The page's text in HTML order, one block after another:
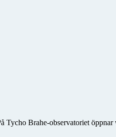
Brahe-observatoriet